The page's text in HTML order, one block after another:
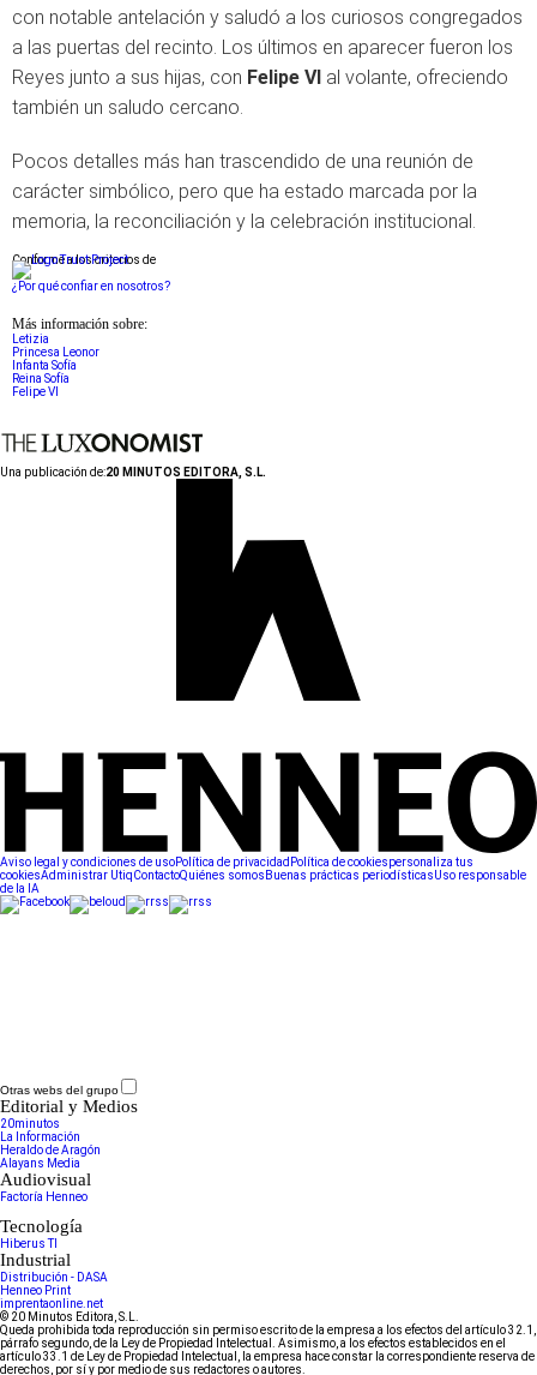
con notable antelación y saludó a los curiosos congregados
a las puertas del recinto. Los últimos en aparecer fueron los
Reyes junto a sus hijas, con Felipe VI al volante, ofreciendo
también un saludo cercano.
Pocos detalles más han trascendido de una reunión de
carácter simbólico, pero que ha estado marcada por la
memoria, la reconciliación y la celebración institucional.
Conforme a los criterios de
¿Por qué confiar en nosotros?
Más información sobre:
Letizia
Princesa Leonor
Infanta Sofía
Reina Sofía
Felipe VI
Una publicación de:20 MINUTOS EDITORA, S.L.
Aviso legal y condiciones de usoPolítica de privacidad Política de cookiespersonaliza tus
cookiesAdministrar UtiqContactoQuiénes somos Buenas prácticas periodísticasUso responsable
de la IA
Otras webs del grupo
Editorial y Medios
20minutos
La Información
Heraldo de Aragón
Alayans Media
Audiovisual
Factoría Henneo
Tecnología
Hiberus TI
Industrial
Distribución - DASA
Henneo Print
imprentaonline.net
© 20 Minutos Editora, S.L.
Queda prohibida toda reproducción sin permiso escrito de la empresa a los efectos del artículo 32.1,
párrafo segundo, de la Ley de Propiedad Intelectual. Asimismo, a los efectos establecidos en el
artículo 33.1 de Ley de Propiedad Intelectual, la empresa hace constar la correspondiente reserva de
derechos, por sí y por medio de sus redactores o autores.